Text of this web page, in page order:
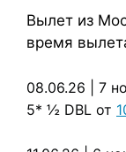
Вылет из
время
08.06.26
| 7
5* ½ DBL от